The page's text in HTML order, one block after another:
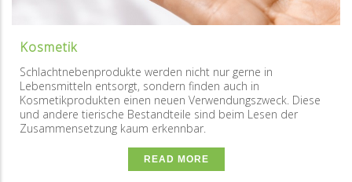
Kosmetik
Schlachtnebenprodukte werden nicht nur gerne in
Lebensmitteln entsorgt, sondern finden auch in
Kosmetikprodukten einen neuen Verwendungszweck. Diese
und andere tierische Bestandteile sind beim Lesen der
Zusammensetzung kaum erkennbar.
READ MORE